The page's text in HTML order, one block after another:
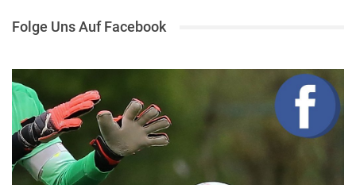
Folge Uns Auf Facebook